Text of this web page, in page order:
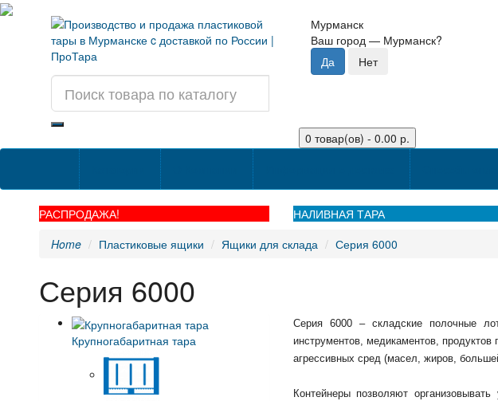
Мурманск
Ваш город — Мурманск?
0 товар(ов) - 0.00 р.
РАСПРОДАЖА! НАЛИВНАЯ ТАРА
Home
Пластиковые ящики Ящики для склада Серия 6000
Серия 6000
Крупногабаритная тара
Серия 6000 – складские полочные
инструментов, медикаментов,
агрессивных сред (масел, жиров,
Контейнеры позволяют